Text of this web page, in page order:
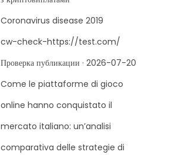
p
a
r
Coronavirus disease 2019
cw-check-https://test.com/
Проверка публикации · 2026-07-20
Come le piattaforme di gioco
online hanno conquistato il
mercato italiano: un’analisi
comparativa delle strategie di